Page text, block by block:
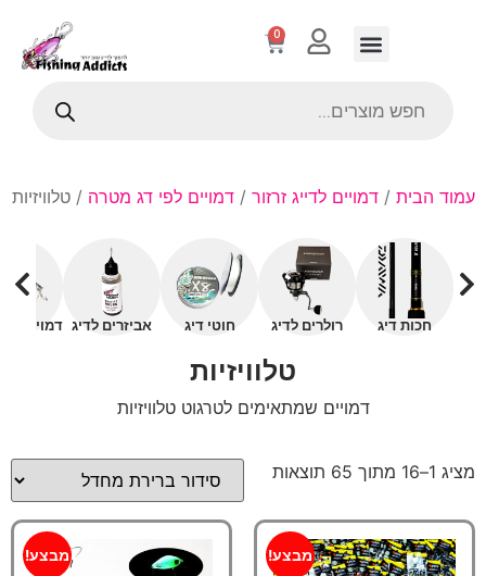
0
עמוד הבית / דמויים לדייג זרזור / דמויים לפי דג מטרה / טלוויזיות
חכות דיג רולרים לדיג חוטי דיג אביזרים לדיג דמויים
טלוויזיות
דמויים שמתאימים לטרגוט טלוויזיות
מציג 1–16 מתוך 65 תוצאות
מבצע! מבצע!